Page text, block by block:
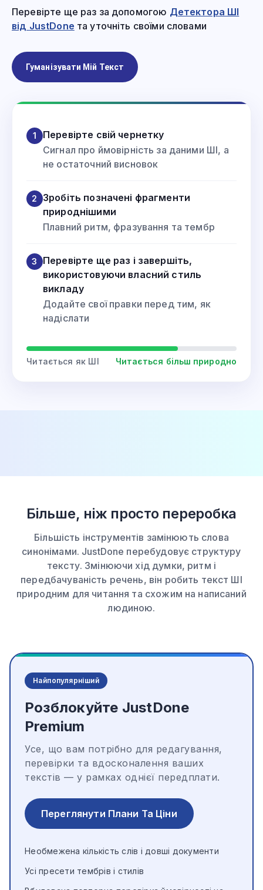
Перевірте ще раз за допомогою Детектора ШІ
від JustDone та уточніть своїми словами
Гуманізувати Мій Текст
1
Перевірте свій чернетку
Сигнал про ймовірність за даними ШІ, а
не остаточний висновок
2
Зробіть позначені фрагменти
природнішими
Плавний ритм, фразування та тембр
3
Перевірте ще раз і завершіть,
використовуючи власний стиль
викладу
Додайте свої правки перед тим, як
надіслати
Читається як ШІ Читається більш природно
Більше, ніж просто переробка
Більшість інструментів замінюють слова
синонімами. JustDone перебудовує структуру
тексту. Змінюючи хід думки, ритм і
передбачуваність речень, він робить текст ШІ
природним для читання та схожим на написаний
людиною.
Найпопулярніший
Розблокуйте JustDone
Premium
Усе, що вам потрібно для редагування,
перевірки та вдосконалення ваших
текстів — у рамках однієї передплати.
Переглянути Плани Та Ціни
Необмежена кількість слів і довші документи
Усі пресети тембрів і стилів